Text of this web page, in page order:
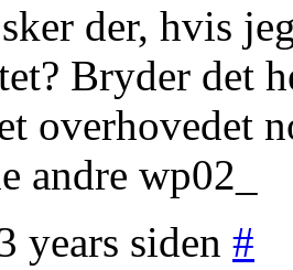
der, hvis
Bryder det
overhovedet
andre wp02_
years siden #